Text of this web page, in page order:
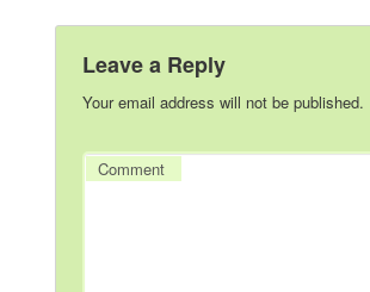
Leave a Reply
Your email address will not be published.
Comment